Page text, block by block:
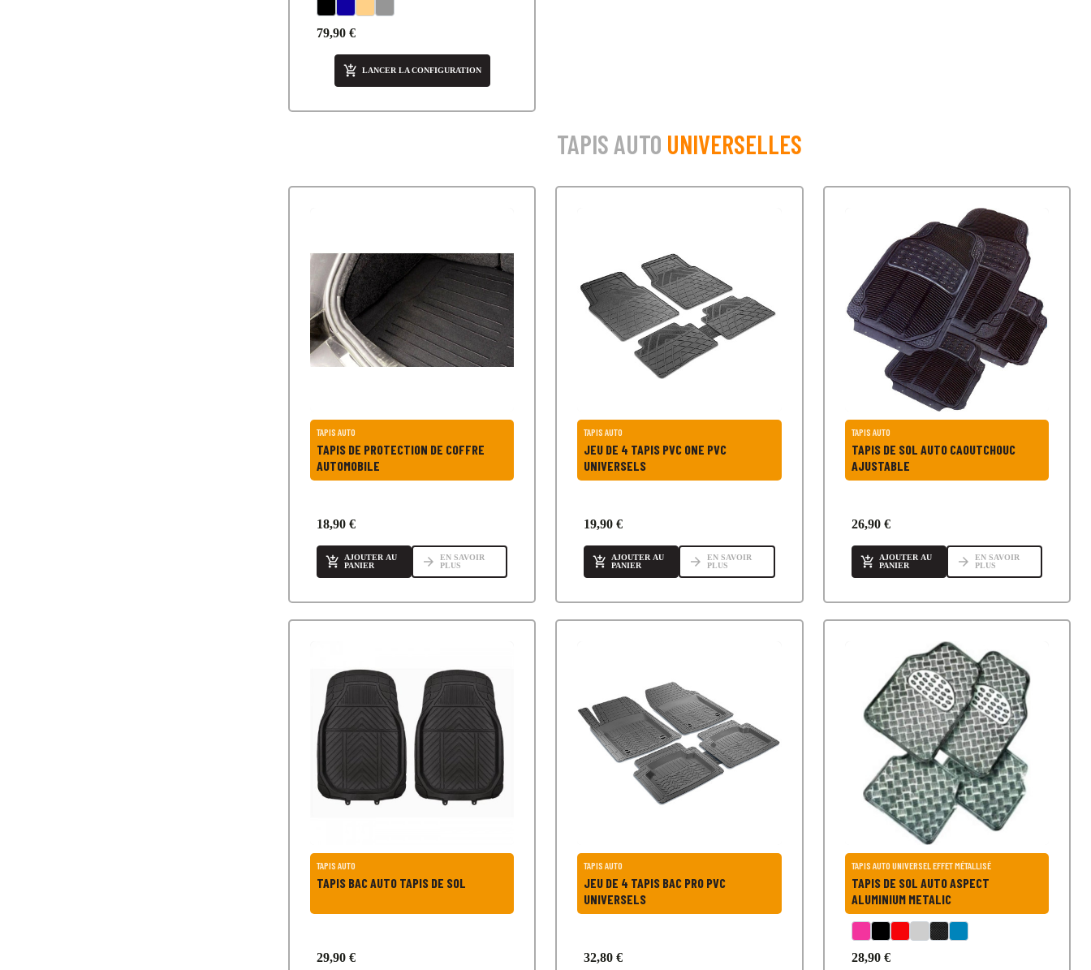
79,90 €
 LANCER LA CONFIGURATION
TAPIS AUTO UNIVERSELLES
TAPIS AUTO
TAPIS DE PROTECTION DE COFFRE
AUTOMOBILE
18,90 €

AJOUTER AU
PANIER
arrow_forward
EN SAVOIR
PLUS
TAPIS AUTO
JEU DE 4 TAPIS PVC ONE PVC
UNIVERSELS
19,90 €

AJOUTER AU
PANIER
arrow_forward
EN SAVOIR
PLUS
TAPIS AUTO
TAPIS DE SOL AUTO CAOUTCHOUC
AJUSTABLE
26,90 €

AJOUTER AU
PANIER
arrow_forward
EN SAVOIR
PLUS
TAPIS AUTO
TAPIS BAC AUTO TAPIS DE SOL
29,90 €
TAPIS AUTO
JEU DE 4 TAPIS BAC PRO PVC
UNIVERSELS
32,80 €
TAPIS AUTO UNIVERSEL EFFET MÉTALLISÉ
TAPIS DE SOL AUTO ASPECT
ALUMINIUM METALIC
28,90 €